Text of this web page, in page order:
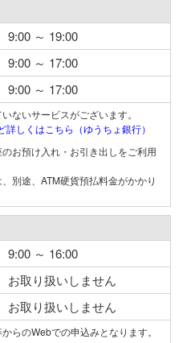
9:00 ～ 19:00
9:00 ～ 17:00
9:00 ～ 17:00
ないサービスがございます。
しくはこちら（ゆうちょ銀行）
お預け入れ・お引き出しをご利用
別途、ATM硬貨預払料金がかかり
9:00 ～ 16:00
お取り扱いしません
お取り扱いしません
らのWebでの申込みとなります。